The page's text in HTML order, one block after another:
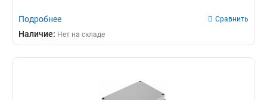
Подробнее Сравнить
Наличие: Нет на складе